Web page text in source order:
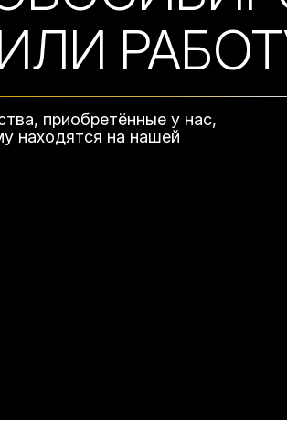
приобретённые у нас,
находятся на нашей